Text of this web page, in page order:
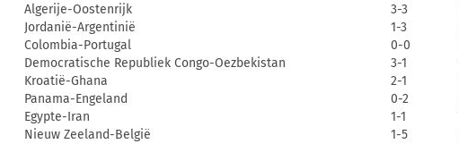
Algerije-Oostenrijk
3-3
Jordanië-Argentinië
1-3
Colombia-Portugal
0-0
Democratische Republiek Congo-Oezbekistan
3-1
Kroatië-Ghana
2-1
Panama-Engeland
0-2
Egypte-Iran
1-1
Nieuw Zeeland-België
1-5